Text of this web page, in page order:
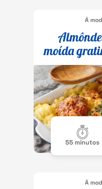
Á
moída
55 minutos
Á